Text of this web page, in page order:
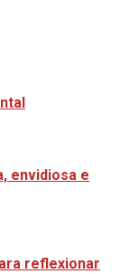
envidiosa e
reflexionar